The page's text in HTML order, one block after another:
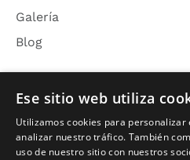
Galería
Blog
Acerca de
Nosotros
Ese sitio web utiliza
Utilizamos cookies para personalizar
analizar nuestro tráfico. También
uso de nuestro sitio con nuestros